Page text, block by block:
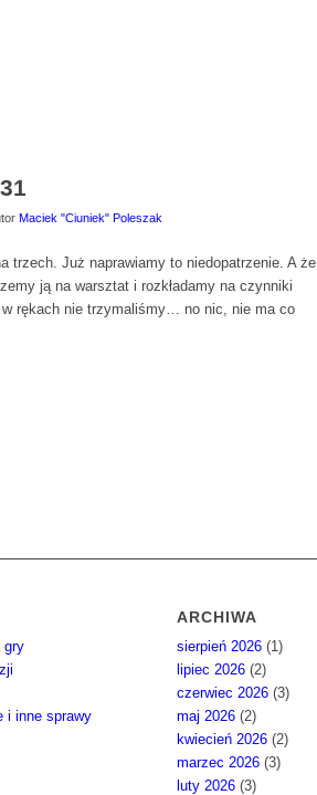
Maciek "Ciuniek" Poleszak
trzech. Już naprawiamy to niedopatrzenie. A że
ją na warsztat i rozkładamy na czynniki
rękach nie trzymaliśmy… no nic, nie ma co
gry
i inne sprawy
ARCHIWA
sierpień 2026 (1)
lipiec 2026 (2)
czerwiec 2026 (3)
maj 2026 (2)
kwiecień 2026 (2)
marzec 2026 (3)
luty 2026 (3)